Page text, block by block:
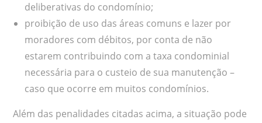
deliberativas do condomínio;
proibição de uso das áreas comuns e lazer por
moradores com débitos, por conta de não
estarem contribuindo com a taxa condominial
necessária para o custeio de sua manutenção –
caso que ocorre em muitos condomínios.
Além das penalidades citadas acima, a situação pode